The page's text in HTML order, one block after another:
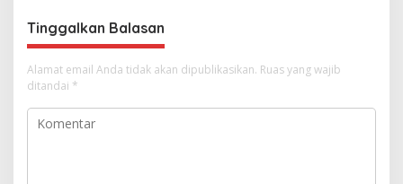
Tinggalkan Balasan
Alamat email Anda tidak akan dipublikasikan. Ruas yang wajib
ditandai *